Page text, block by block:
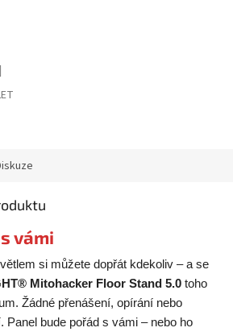
vámi
si můžete dopřát kdekoliv – a se
Mitohacker Floor Stand 5.0 toho
Žádné přenášení, opírání nebo
Panel bude pořád s vámi – nebo ho